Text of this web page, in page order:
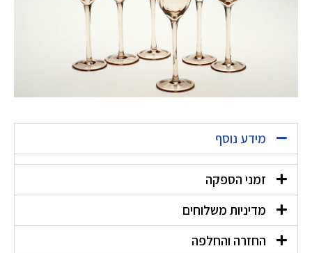
מידע נוסף
זמני הספקה
מדיניות משלוחים
החזרה והחלפה